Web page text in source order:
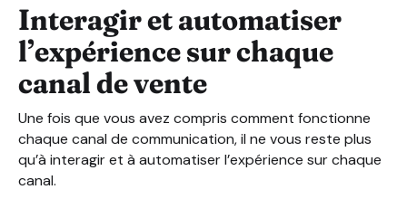
Interagir et automatiser
l’expérience sur chaque
canal de vente
Une fois que vous avez compris comment fonctionne
chaque canal de communication, il ne vous reste plus
qu’à interagir et à automatiser l’expérience sur chaque
canal.